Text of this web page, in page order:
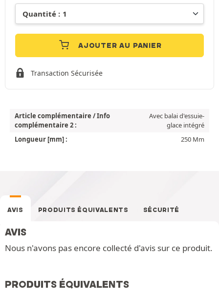
AJOUTER AU PANIER
Transaction Sécurisée
Article complémentaire / Info
complémentaire 2 :
Avec balai d'essuie-
glace intégré
Longueur [mm] :
250 Mm
AVIS PRODUITS ÉQUIVALENTS SÉCURITÉ
AVIS
Nous n'avons pas encore collecté d'avis sur ce produit.
PRODUITS ÉQUIVALENTS